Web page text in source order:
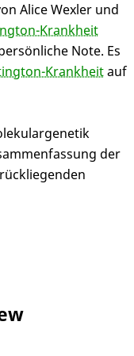
Alice Wexler und
Krankheit
Note. Es
Krankheitauf
der